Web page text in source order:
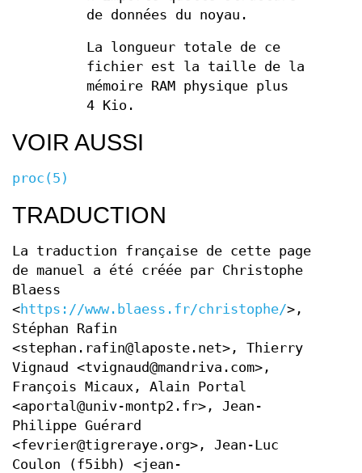
de données du noyau.
La longueur totale de ce
fichier est la taille de la
mémoire RAM physique plus
4 Kio.
VOIR AUSSI
proc(5)
TRADUCTION
La traduction française de cette page
de manuel a été créée par Christophe
Blaess
<https://www.blaess.fr/christophe/>,
Stéphan Rafin
<stephan.rafin@laposte.net>, Thierry
Vignaud <tvignaud@mandriva.com>,
François Micaux, Alain Portal
<aportal@univ-montp2.fr>, Jean-
Philippe Guérard
<fevrier@tigreraye.org>, Jean-Luc
Coulon (f5ibh) <jean-